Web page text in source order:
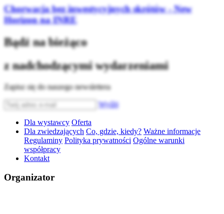
Chorwacja bez inwestycyjnych skrótów - New
Horizon na INRE
Bądź na bieżąco
z nadchodzącymi wydarzeniami
Zapisz się do naszego newslettera
Wyślij
Dla wystawcy Oferta
Dla zwiedzających Co, gdzie, kiedy? Ważne informacje
Regulaminy Polityka prywatności Ogólne warunki
współpracy
Kontakt
Organizator